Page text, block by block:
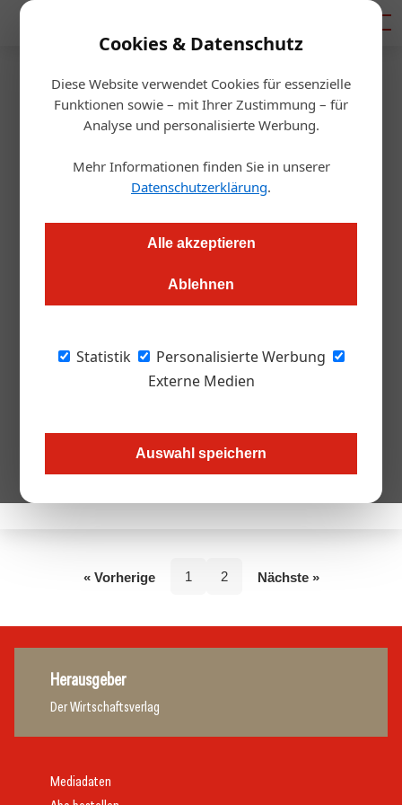
Cookies & Datenschutz
Diese Website verwendet Cookies für essenzielle
Funktionen sowie – mit Ihrer Zustimmung – für
Analyse und personalisierte Werbung.
Mehr Informationen finden Sie in unserer
Datenschutzerklärung.
Alle akzeptieren
Ablehnen
Statistik
Personalisierte Werbung
Externe Medien
Auswahl speichern
Artikel von Automotive
Fachmedien
Automotive Fachmedien
Keine Beiträge von diesem Autor.
« Vorherige 1 2 Nächste »
Herausgeber
Der Wirtschaftsverlag
Mediadaten